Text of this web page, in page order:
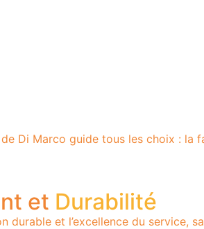
Di Marco guide tous les choix :
et Durabilité
durable et l’excellence du service,